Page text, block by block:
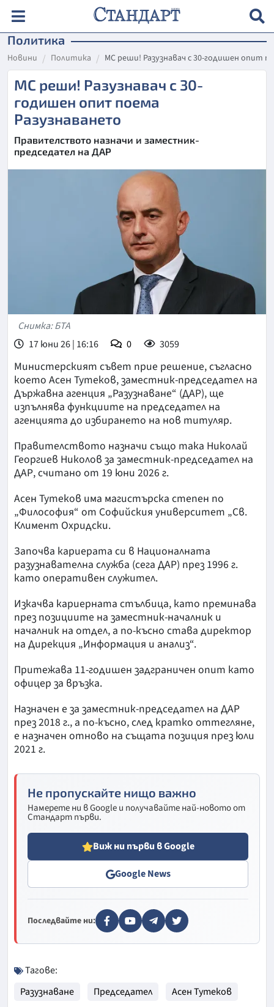
Политика
Новини Политика МС реши! Разузнавач с 30-годишен опит
МС реши! Разузнавач с 30-
годишен опит поема
Разузнаването
Правителството назначи и заместник-
председател на ДАР
Снимка: БТА
17 юни 26 | 16:16
0 3059
Министерският съвет прие решение, съгласно
което Асен Тутеков, заместник-председател на
Държавна агенция „Разузнаване“ (ДАР), ще
изпълнява функциите на председател на
агенцията до избирането на нов титуляр.
Правителството назначи също така Николай
Георгиев Николов за заместник-председател на
ДАР, считано от 19 юни 2026 г.
Асен Тутеков има магистърска степен по
„Философия“ от Софийския университет „Св.
Климент Охридски.
Започва кариерата си в Националната
разузнавателна служба (сега ДАР) през 1996 г.
като оперативен служител.
Изкачва кариерната стълбица, като преминава
през позициите на заместник-началник и
началник на отдел, а по-късно става директор
на Дирекция „Информация и анализ“.
Притежава 11-годишен задграничен опит като
офицер за връзка.
Назначен е за заместник-председател на ДАР
през 2018 г., а по-късно, след кратко оттегляне,
е назначен отново на същата позиция през юли
2021 г.
Не пропускайте нищо важно
Намерете ни в Google и получавайте най-новото от
Стандарт първи.
Виж ни първи в Google
Google News
Последвайте ни:
Тагове:
Разузнаване
Председател Асен Тутеков